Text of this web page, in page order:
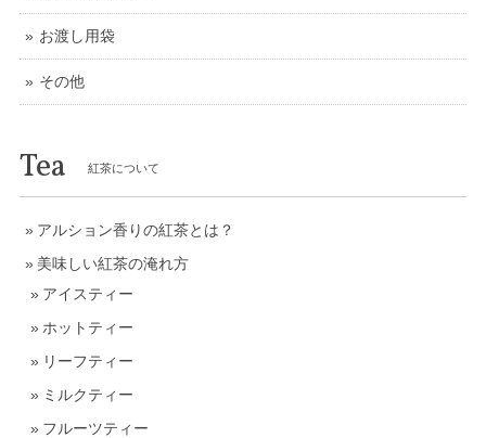
お渡し用袋
その他
Tea 紅茶について
アルション香りの紅茶とは？
美味しい紅茶の淹れ方
アイスティー
ホットティー
リーフティー
ミルクティー
フルーツティー